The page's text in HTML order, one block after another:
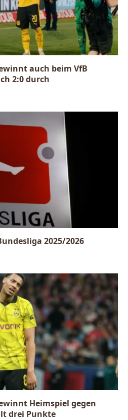
auch beim VfB
2:0 durch
2025/2026
Heimspiel gegen
drei Punkte